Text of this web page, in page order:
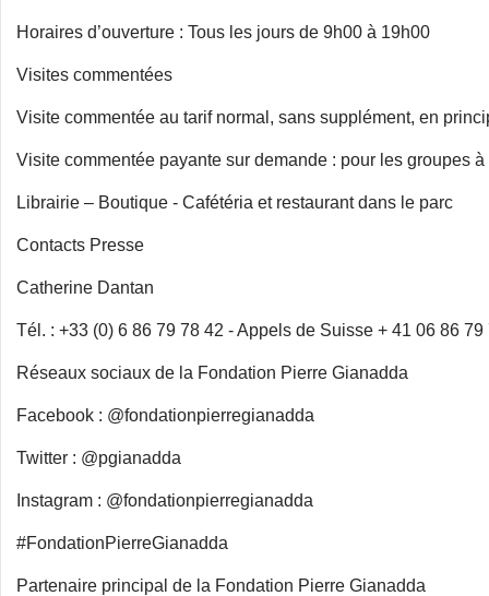
Horaires d’ouverture : Tous les jours de 9h00 à 19h00
Visites commentées
Visite commentée au tarif normal, sans supplément, en
Visite commentée payante sur demande : pour les groupes
Librairie – Boutique - Cafétéria et restaurant dans le parc
Contacts Presse
Catherine Dantan
Tél. : +33 (0) 6 86 79 78 42 - Appels de Suisse + 41 06 86
Réseaux sociaux de la Fondation Pierre Gianadda
Facebook : @fondationpierregianadda
Twitter : @pgianadda
Instagram : @fondationpierregianadda
#FondationPierreGianadda
Partenaire principal de la Fondation Pierre Gianadda